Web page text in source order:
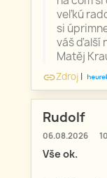
veľkú
si
váš ďalší
Matěj
linkZdroj |
Rudolf
06.08.2026
Vše ok.